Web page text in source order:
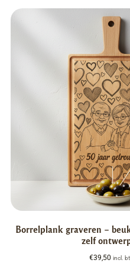
Borrelplank graveren –
zelf
€39,50 incl.